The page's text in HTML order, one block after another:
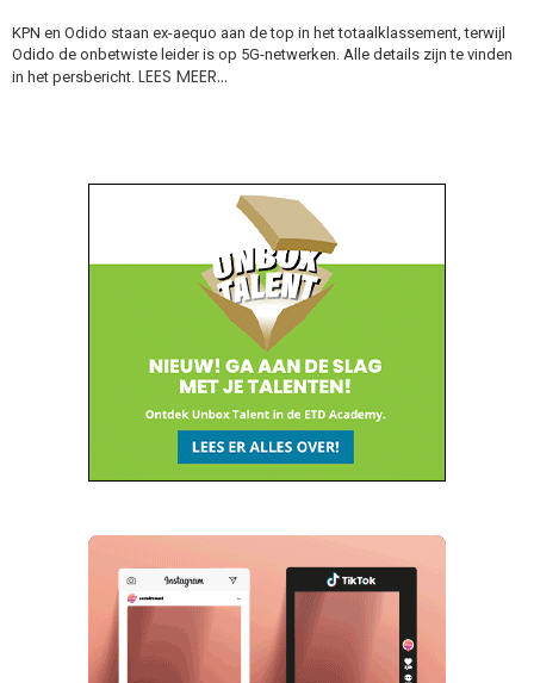
KPN en Odido staan ex-aequo aan de top in het totaalklassement, terwijl
Odido de onbetwiste leider is op 5G-netwerken. Alle details zijn te vinden
in het persbericht. LEES MEER…